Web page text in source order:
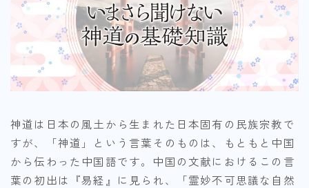
お問い合わせ
神道は日本の風土から生まれた日本固有の民族宗教で
すが、「神道」という言葉そのものは、もともと中国
から伝わった中国語です。中国の文献におけるこの言
葉の初出は『易経』に見られ、「霊妙不可思議な自然